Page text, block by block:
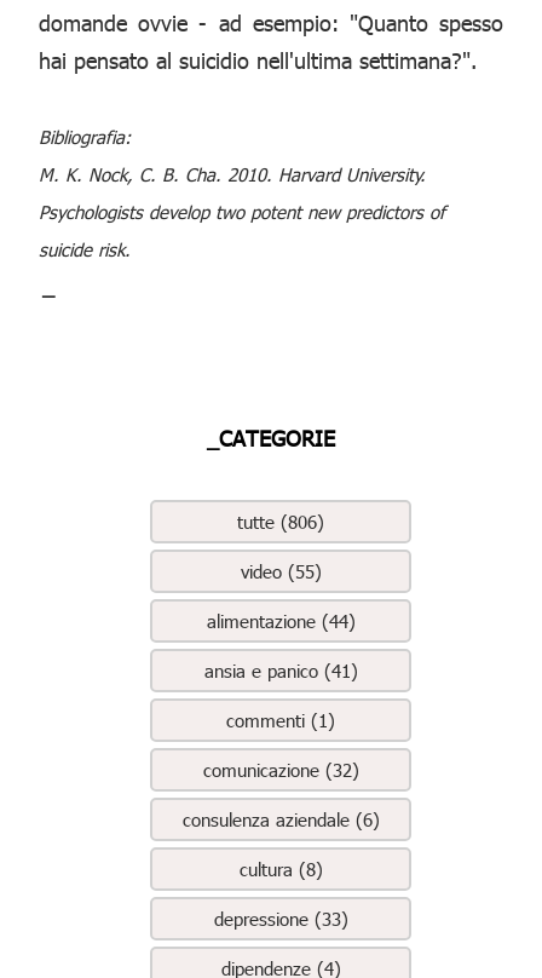
domande ovvie - ad esempio: "Quanto spesso
hai pensato al suicidio nell'ultima settimana?".
Bibliografia:
M. K. Nock, C. B. Cha. 2010. Harvard University.
Psychologists develop two potent new predictors of
suicide risk.
_CATEGORIE
tutte (806)
video (55)
alimentazione (44)
ansia e panico (41)
commenti (1)
comunicazione (32)
consulenza aziendale (6)
cultura (8)
depressione (33)
dipendenze (4)